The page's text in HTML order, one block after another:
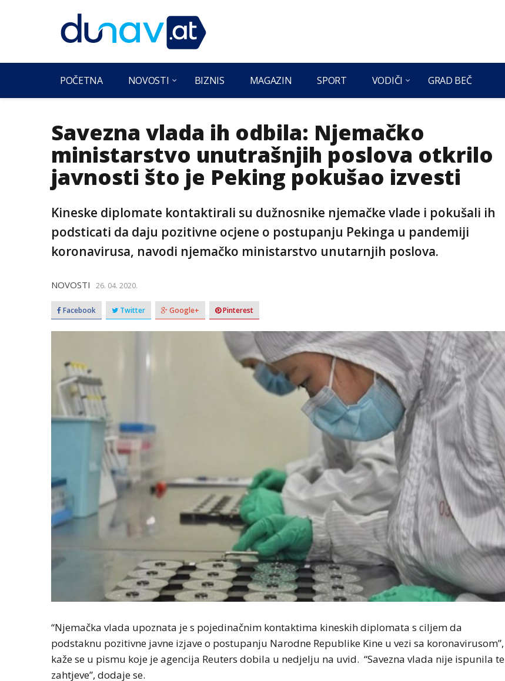
POČETNA NOVOSTI BIZNIS MAGAZIN SPORT VODIČI GRAD BEČ
Savezna vlada ih odbila: Njemačko
ministarstvo unutrašnjih poslova otkrilo
javnosti što je Peking pokušao izvesti
Kineske diplomate kontaktirali su dužnosnike njemačke vlade i pokušali ih
podsticati da daju pozitivne ocjene o postupanju Pekinga u pandemiji
koronavirusa, navodi njemačko ministarstvo unutarnjih poslova.
NOVOSTI 26. 04. 2020.
Facebook Twitter Google+ Pinterest
“Njemačka vlada upoznata je s pojedinačnim kontaktima kineskih diplomata s ciljem da
podstaknu pozitivne javne izjave o postupanju Narodne Republike Kine u vezi sa koronavirusom”,
kaže se u pismu koje je agencija Reuters dobila u nedjelju na uvid. “Savezna vlada nije ispunila te
zahtjeve”, dodaje se.